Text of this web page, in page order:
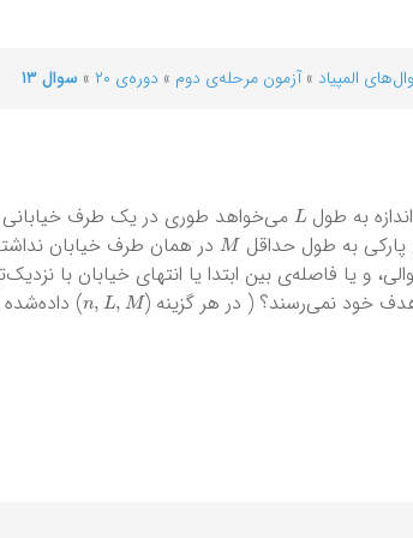
المپیاد »آزمون مرحله‌ی دوم » دوره‌ی ۲۰ » سوال ۱۳
به طول L
پارکی به طول حداقل Mدر همان طرف خیابان
و یا فاصله‌ی بین ابتدا یا انتهای خیابان با
خود نمی‌رسند؟ ( در هر گزینه ( n,L,M
)